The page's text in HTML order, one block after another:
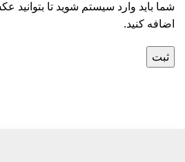
شما باید وارد سیستم شوید تا بتوانید
اضافه کنید.